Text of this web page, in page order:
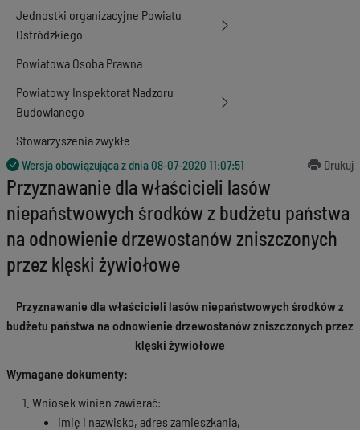
Jednostki organizacyjne Powiatu
Ostródzkiego
Powiatowa Osoba Prawna
Powiatowy Inspektorat Nadzoru
Budowlanego
Stowarzyszenia zwykłe
Wersja obowiązująca z dnia08-07-2020 11:07:51 Drukuj
Przyznawanie dla właścicieli lasów
niepaństwowych środków z budżetu państwa
na odnowienie drzewostanów zniszczonych
przez klęski żywiołowe
Przyznawanie dla właścicieli lasów niepaństwowych środków z
budżetu państwa na odnowienie drzewostanów zniszczonych przez
klęski żywiołowe
Wymagane dokumenty:
Wniosek winien zawierać:
imię i nazwisko, adres zamieszkania,